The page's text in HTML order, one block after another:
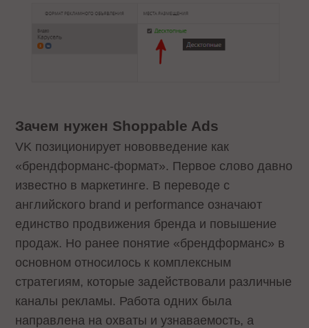
Зачем нужен Shoppable Ads
VK позиционирует нововведение как
«брендформанс-формат». Первое слово давно
известно в маркетинге. В переводе с
английского brand и performance означают
единство продвижения бренда и повышение
продаж. Но ранее понятие «брендформанс» в
основном относилось к комплексным
стратегиям, которые задействовали различные
каналы рекламы. Работа одних была
направлена на охваты и узнаваемость, а